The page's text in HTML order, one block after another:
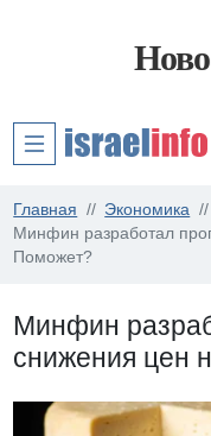
Главная
Экономика
Минфин разработал
Поможет?
Минфин
снижения цен